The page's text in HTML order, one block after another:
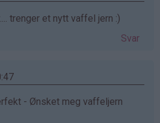
trenger et nytt vaffel jern :)
Svar
- Ønsket meg vaffeljern